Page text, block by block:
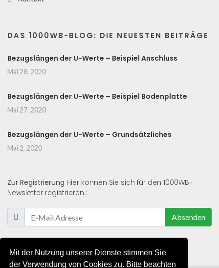
Mit der Nutzung unserer Dienste stimmen Sie
der Verwendung von Cookies zu. Bitte beachten
DAS 1000WB-BLOG: DIE NEUESTEN BEITRÄGE
Bezugslängen der U-Werte – Beispiel Anschluss
Mai 28, 2020
Bezugslängen der U-Werte – Beispiel Bodenplatte
Mai 27, 2020
Bezugslängen der U-Werte – Grundsätzliches
Mai 2, 2020
Zur Registrierung Hier können Sie sich für den 1000WB-
Newsletter registrieren.:
Absenden